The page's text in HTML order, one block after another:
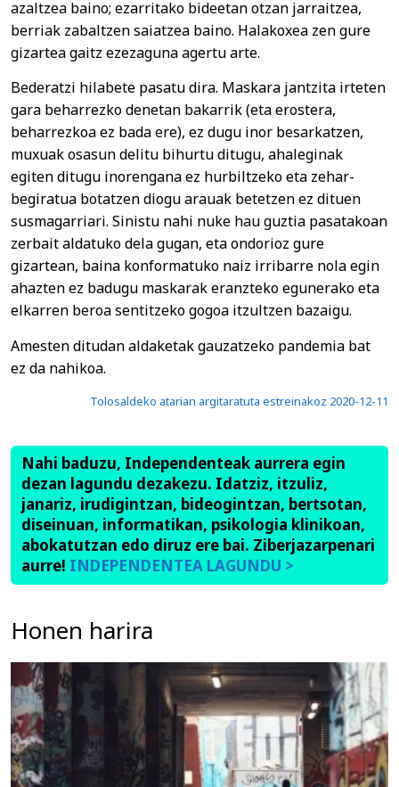
azaltzea baino; ezarritako bideetan otzan jarraitzea,
berriak zabaltzen saiatzea baino. Halakoxea zen gure
gizartea gaitz ezezaguna agertu arte.
Bederatzi hilabete pasatu dira. Maskara jantzita irteten
gara beharrezko denetan bakarrik (eta erostera,
beharrezkoa ez bada ere), ez dugu inor besarkatzen,
muxuak osasun delitu bihurtu ditugu, ahaleginak
egiten ditugu inorengana ez hurbiltzeko eta zehar-
begiratua botatzen diogu arauak betetzen ez dituen
susmagarriari. Sinistu nahi nuke hau guztia pasatakoan
zerbait aldatuko dela gugan, eta ondorioz gure
gizartean, baina konformatuko naiz irribarre nola egin
ahazten ez badugu maskarak eranzteko egunerako eta
elkarren beroa sentitzeko gogoa itzultzen bazaigu.
Amesten ditudan aldaketak gauzatzeko pandemia bat
ez da nahikoa.
Tolosaldeko atarian argitaratuta estreinakoz 2020-12-11
Nahi baduzu, Independenteak aurrera egin
dezan lagundu dezakezu. Idatziz, itzuliz,
janariz, irudigintzan, bideogintzan, bertsotan,
diseinuan, informatikan, psikologia klinikoan,
abokatutzan edo diruz ere bai. Ziberjazarpenari
aurre! INDEPENDENTEA LAGUNDU >
Honen harira